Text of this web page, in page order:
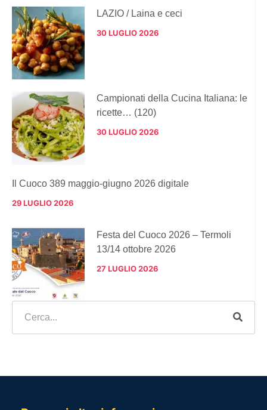
LAZIO / Laina e ceci
30 LUGLIO 2026
Campionati della Cucina Italiana: le
ricette… (120)
30 LUGLIO 2026
Il Cuoco 389 maggio-giugno 2026 digitale
29 LUGLIO 2026
Festa del Cuoco 2026 – Termoli
13/14 ottobre 2026
27 LUGLIO 2026